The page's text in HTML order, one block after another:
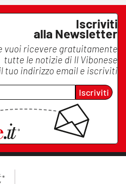
Iscriviti
alla Newsletter
vuoi ricevere gratuitamente
tutte le notizie di Il Vibonese
tuo indirizzo email e iscriviti
Iscriviti